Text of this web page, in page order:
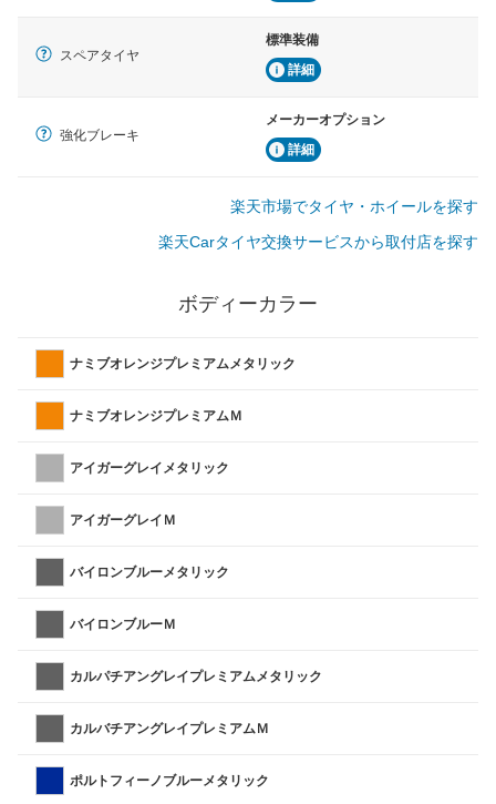
スペアタイヤ
標準装備
詳細
強化ブレーキ
メーカーオプション
詳細
楽天市場でタイヤ・ホイールを探す
楽天Carタイヤ交換サービスから取付店を探す
ボディーカラー
ナミブオレンジプレミアムメタリック
ナミブオレンジプレミアムＭ
アイガーグレイメタリック
アイガーグレイＭ
バイロンブルーメタリック
バイロンブルーＭ
カルパチアングレイプレミアムメタリック
カルバチアングレイプレミアムＭ
ポルトフィーノブルーメタリック